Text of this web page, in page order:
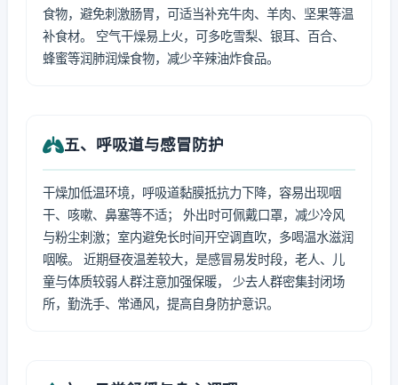
食物，避免刺激肠胃，可适当补充牛肉、羊肉、坚果等温
补食材。 空气干燥易上火，可多吃雪梨、银耳、百合、
蜂蜜等润肺润燥食物，减少辛辣油炸食品。
五、呼吸道与感冒防护
干燥加低温环境，呼吸道黏膜抵抗力下降，容易出现咽
干、咳嗽、鼻塞等不适； 外出时可佩戴口罩，减少冷风
与粉尘刺激；室内避免长时间开空调直吹，多喝温水滋润
咽喉。 近期昼夜温差较大，是感冒易发时段，老人、儿
童与体质较弱人群注意加强保暖， 少去人群密集封闭场
所，勤洗手、常通风，提高自身防护意识。